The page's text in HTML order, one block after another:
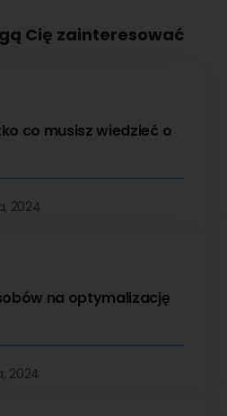
Cię zainteresować
co musisz wiedzieć o
2024
na optymalizację
2024